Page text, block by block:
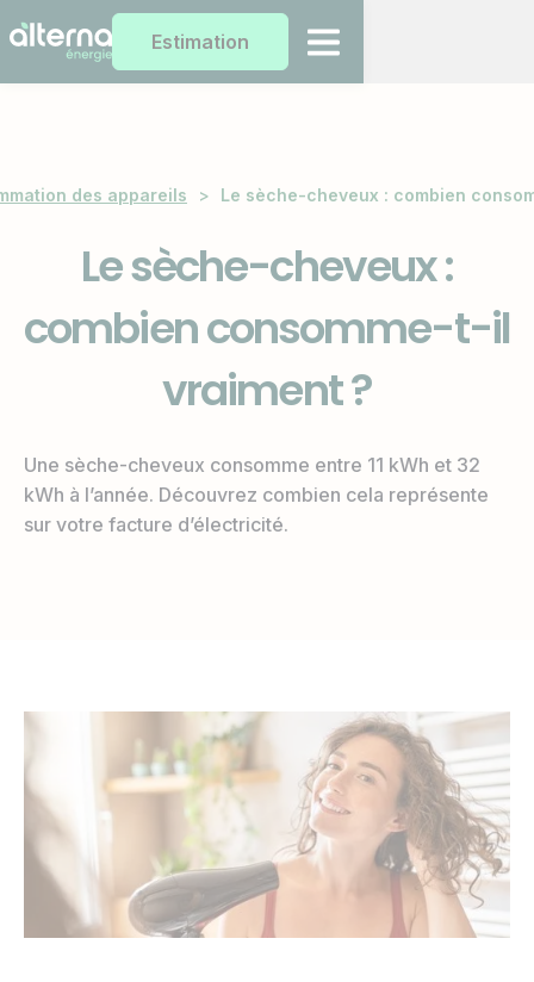
Estimation
des appareils > Le sèche-cheveux : combien
Le sèche-cheveux :
combien consomme-t-il
vraiment ?
Une sèche-cheveux consomme entre 11 kWh et 32
kWh à l’année. Découvrez combien cela représente
sur votre facture d’électricité.